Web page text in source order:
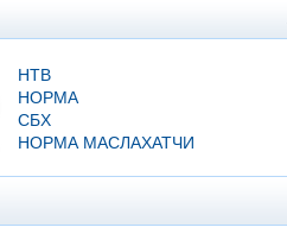
НТВ
НОРМА
СБХ
НОРМА МАСЛАХАТЧИ